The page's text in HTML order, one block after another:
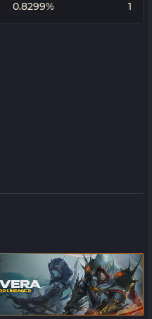
0.8299% 1